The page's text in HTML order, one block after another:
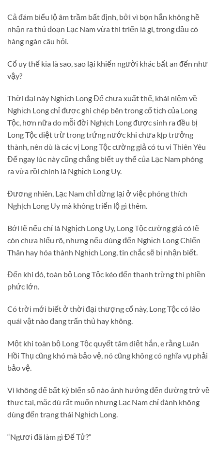
Cả đám biểu lộ âm trầm bất định, bởi vì bọn hắn không hề
nhận ra thủ đoạn Lạc Nam vừa thi triển là gì, trong đầu có
hàng ngàn câu hỏi.
Cổ uy thế kia là sao, sao lại khiến người khác bất an đến như
vậy?
Thời đại này Nghịch Long Đế chưa xuất thế, khái niệm về
Nghịch Long chỉ được ghi chép bên trong cổ tịch của Long
Tộc, hơn nữa do mỗi đời Nghịch Long được sinh ra đều bị
Long Tộc diệt trừ trong trứng nước khi chưa kịp trưởng
thành, nên dù là các vị Long Tộc cường giả có tu vi Thiên Yêu
Đế ngay lúc này cũng chẳng biết uy thế của Lạc Nam phóng
ra vừa rồi chính là Nghịch Long Uy.
Đương nhiên, Lạc Nam chỉ dừng lại ở việc phóng thích
Nghịch Long Uy mà không triển lộ gì thêm.
Bởi lẽ nếu chỉ là Nghịch Long Uy, Long Tộc cường giả có lẽ
còn chưa hiểu rõ, nhưng nếu dùng đến Nghịch Long Chiến
Thân hay hóa thành Nghịch Long, tin chắc sẽ bị nhận biết.
Đến khi đó, toàn bộ Long Tộc kéo đến thanh trừng thì phiền
phức lớn.
Có trời mới biết ở thời đại thượng cổ này, Long Tộc có lão
quái vật nào đang trấn thủ hay không.
Một khi toàn bộ Long Tộc quyết tâm diệt hắn, e rằng Luân
Hồi Thụ cũng khó mà bảo vệ, nó cũng không có nghĩa vụ phải
bảo vệ.
Vì không để bất kỳ biến số nào ảnh hưởng đến đường trở về
thực tại, mặc dù rất muốn nhưng Lạc Nam chỉ đành không
dùng đến trạng thái Nghịch Long.
“Ngươi đã làm gì Đế Tử?”